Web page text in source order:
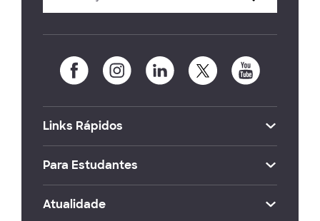
Links Rápidos
Para Estudantes
Atualidade